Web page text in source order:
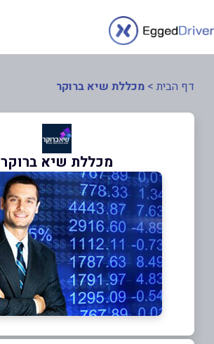
דף הבית > מכללת שיא ברוקר
מכללת שיא ברוקר